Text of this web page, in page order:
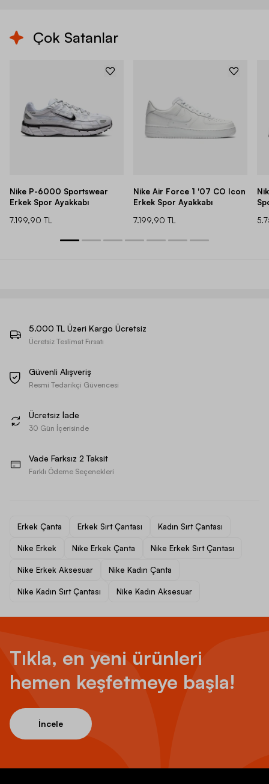
Çok Satanlar
Nike P-6000 Sportswear
Erkek Spor Ayakkabı
7.199,90 TL
Nike Air Force 1 '07 CO Icon
Erkek Spor Ayakkabı
7.199,90 TL
5.000 TL Üzeri Kargo Ücretsiz
Ücretsiz Teslimat Fırsatı
Güvenli Alışveriş
Resmi Tedarikçi Güvencesi
Ücretsiz İade
30 Gün İçerisinde
Vade Farksız 2 Taksit
Farklı Ödeme Seçenekleri
Erkek Çanta Erkek Sırt Çantası Kadın Sırt Çantası
Nike Erkek Nike Erkek Çanta Nike Erkek Sırt Çantası
Nike Erkek Aksesuar Nike Kadın Çanta
Nike Kadın Sırt Çantası Nike Kadın Aksesuar
Tıkla, en yeni ürünleri
hemen keşfetmeye başla!
İncele